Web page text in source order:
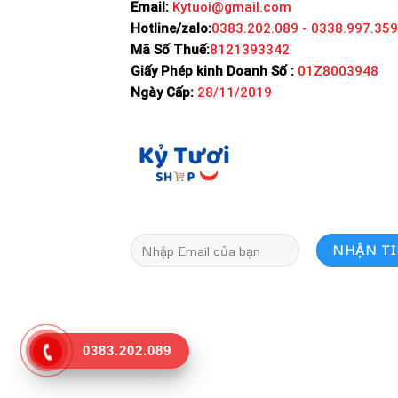
Email: Kytuoi@gmail.com
Hotline/zalo:0383.202.089 - 0338.997.359
Mã Số Thuế:8121393342
Giấy Phép kinh Doanh Số : 01Z8003948
Ngày Cấp: 28/11/2019
0383.202.089